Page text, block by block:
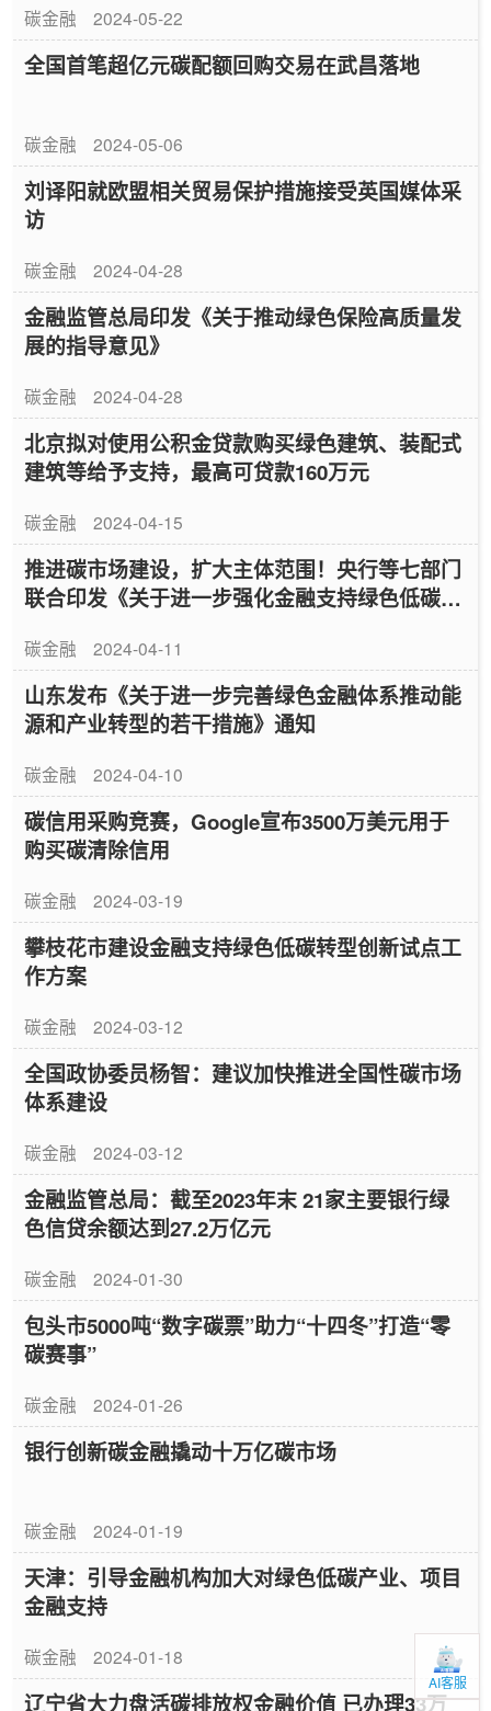
碳金融 2024-05-22
全国首笔超亿元碳配额回购交易在武昌落地
碳金融 2024-05-06
刘译阳就欧盟相关贸易保护措施接受英国媒体采
访
碳金融 2024-04-28
金融监管总局印发《关于推动绿色保险高质量发
展的指导意见》
碳金融 2024-04-28
北京拟对使用公积金贷款购买绿色建筑、装配式
建筑等给予支持，最高可贷款160万元
碳金融 2024-04-15
推进碳市场建设，扩大主体范围！央行等七部门
联合印发《关于进一步强化金融支持绿色低碳发
碳金融 2024-04-11
山东发布《关于进一步完善绿色金融体系推动能
源和产业转型的若干措施》通知
碳金融 2024-04-10
碳信用采购竞赛，Google宣布3500万美元用于
购买碳清除信用
碳金融 2024-03-19
攀枝花市建设金融支持绿色低碳转型创新试点工
作方案
碳金融 2024-03-12
全国政协委员杨智：建议加快推进全国性碳市场
体系建设
碳金融 2024-03-12
金融监管总局：截至2023年末 21家主要银行绿
色信贷余额达到27.2万亿元
碳金融 2024-01-30
包头市5000吨“数字碳票”助力“十四冬”打造“零
碳赛事”
碳金融 2024-01-26
银行创新碳金融撬动十万亿碳市场
碳金融 2024-01-19
天津：引导金融机构加大对绿色低碳产业、项目
金融支持
碳金融 2024-01-18
辽宁省大力盘活碳排放权金融价值 已办理33万
AI客服